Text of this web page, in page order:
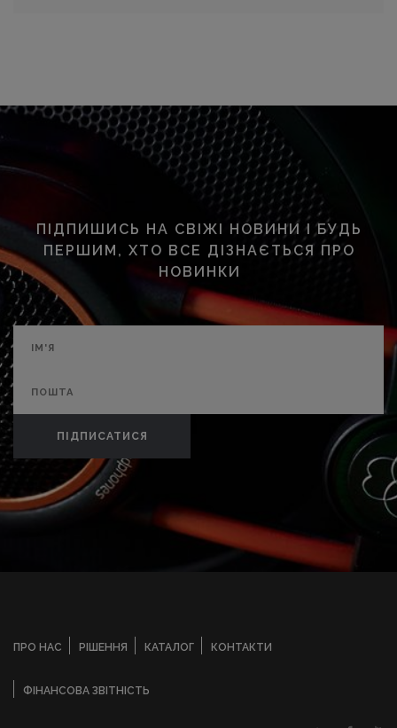
ПІДПИШИСЬ НА СВІЖІ НОВИНИ І БУДЬ
ПЕРШИМ, ХТО ВСЕ ДІЗНАЄТЬСЯ ПРО
НОВИНКИ
ПІДПИСАТИСЯ
ПРО НАС РІШЕННЯ КАТАЛОГ КОНТАКТИ
ФІНАНСОВА ЗВІТНІСТЬ